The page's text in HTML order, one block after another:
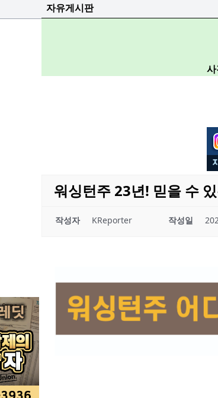
자유게시판
워싱턴주 23년! 믿을 수
작성자 KReporter 작성일